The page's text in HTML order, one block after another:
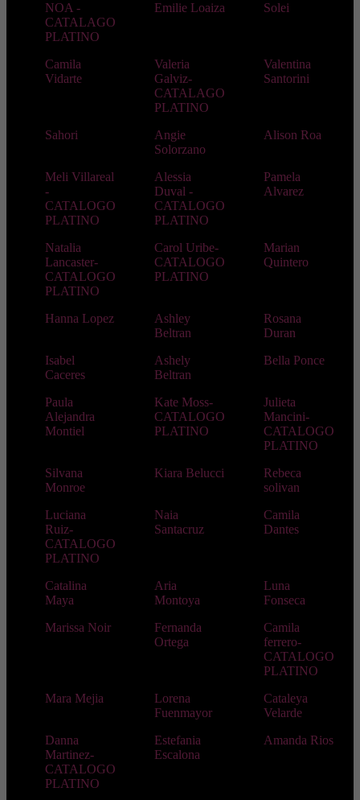
NOA -
CATALAGO
PLATINO
Emilie Loaiza Solei
Camila
Vidarte
Valeria
Galviz-
CATALAGO
PLATINO
Valentina
Santorini
Sahori
Angie
Solorzano
Alison Roa
Meli Villareal
-
CATALOGO
PLATINO
Alessia
Duval -
CATALOGO
PLATINO
Pamela
Alvarez
Natalia
Lancaster-
CATALOGO
PLATINO
Carol Uribe-
CATALOGO
PLATINO
Marian
Quintero
Hanna Lopez
Ashley
Beltran
Rosana
Duran
Isabel
Caceres
Ashely
Beltran
Bella Ponce
Paula
Alejandra
Montiel
Kate Moss-
CATALOGO
PLATINO
Julieta
Mancini-
CATALOGO
PLATINO
Silvana
Monroe
Kiara Belucci
Rebeca
solivan
Luciana
Ruiz-
CATALOGO
PLATINO
Naia
Santacruz
Camila
Dantes
Catalina
Maya
Aria
Montoya
Luna
Fonseca
Marissa Noir
Fernanda
Ortega
Camila
ferrero-
CATALOGO
PLATINO
Mara Mejia
Lorena
Fuenmayor
Cataleya
Velarde
Danna
Martinez-
CATALOGO
PLATINO
Estefania
Escalona
Amanda Rios